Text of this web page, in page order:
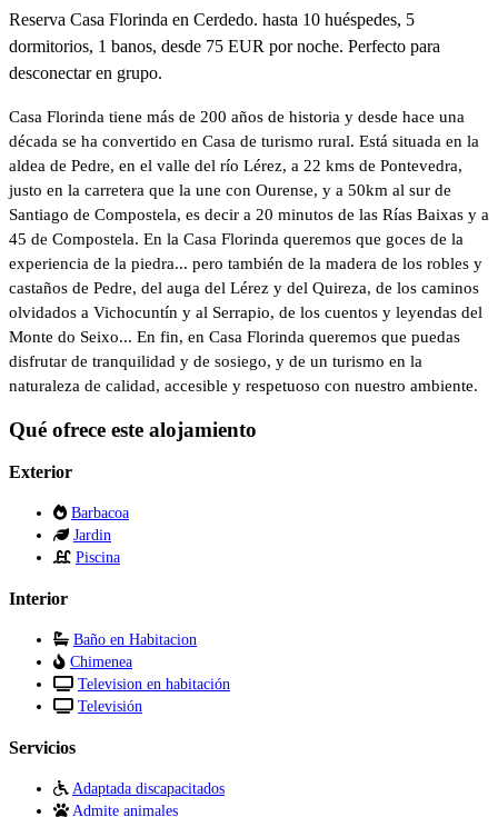
Reserva Casa Florinda en Cerdedo. hasta 10 huéspedes, 5
dormitorios, 1 banos, desde 75 EUR por noche. Perfecto para
desconectar en grupo.
Casa Florinda tiene más de 200 años de historia y desde hace una
década se ha convertido en Casa de turismo rural. Está situada en la
aldea de Pedre, en el valle del río Lérez, a 22 kms de Pontevedra,
justo en la carretera que la une con Ourense, y a 50km al sur de
Santiago de Compostela, es decir a 20 minutos de las Rías Baixas y a
45 de Compostela. En la Casa Florinda queremos que goces de la
experiencia de la piedra... pero también de la madera de los robles y
castaños de Pedre, del auga del Lérez y del Quireza, de los caminos
olvidados a Vichocuntín y al Serrapio, de los cuentos y leyendas del
Monte do Seixo... En fin, en Casa Florinda queremos que puedas
disfrutar de tranquilidad y de sosiego, y de un turismo en la
naturaleza de calidad, accesible y respetuoso con nuestro ambiente.
Qué ofrece este alojamiento
Exterior
Barbacoa
Jardin
Piscina
Interior
Baño en Habitacion
Chimenea
Television en habitación
Televisión
Servicios
Adaptada discapacitados
Admite animales